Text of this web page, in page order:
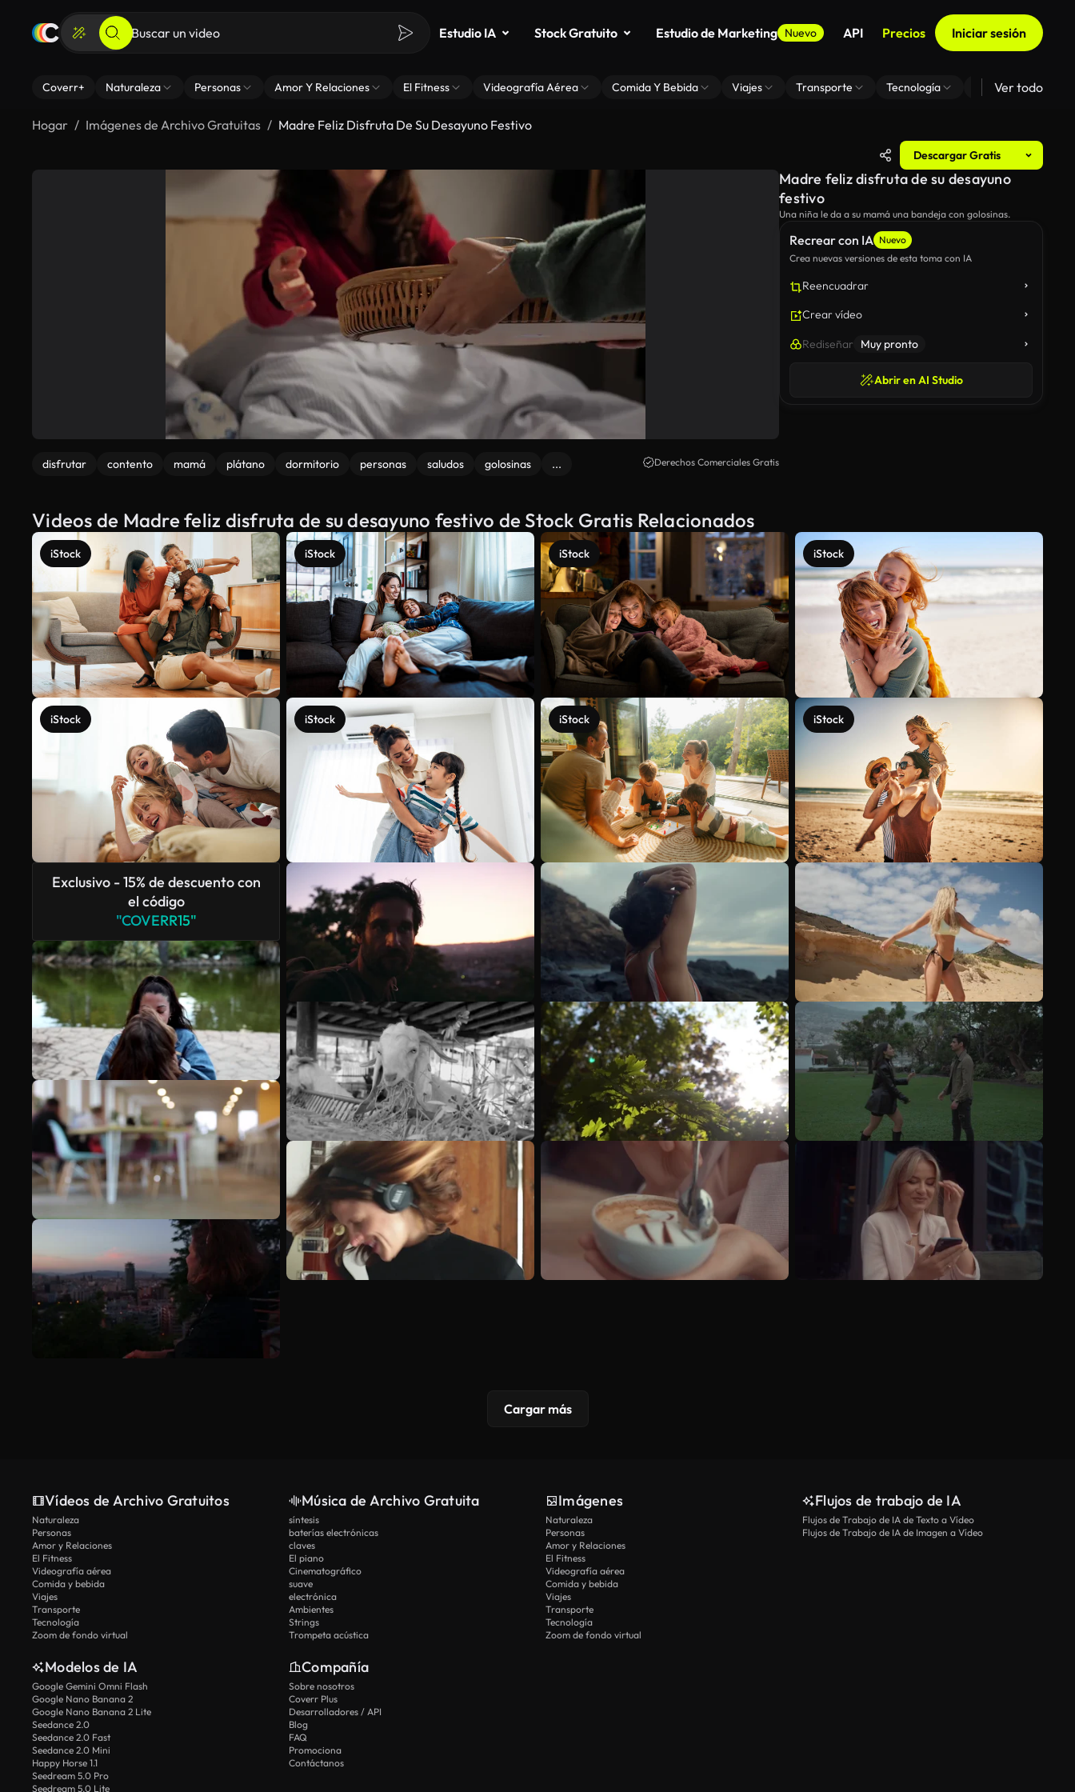
Estudio IA Stock Gratuito Estudio de Marketing Nuevo API Precios Iniciar sesión
Coverr+ Naturaleza Personas Amor Y Relaciones El Fitness Videografía Aérea Comida Y Bebida Viajes Transporte Tecnología Zoom De Fondo
Ver todo
Hogar Imágenes de Archivo Gratuitas Madre Feliz Disfruta De Su Desayuno Festivo
Descargar Gratis
disfrutar contento mamá plátano dormitorio personas saludos golosinas ... Derechos Comerciales Gratis
Recrear con IA Nuevo
Crea nuevas versiones de esta toma con IA
Reencuadrar
Crear vídeo
Rediseñar Muy pronto
Abrir en AI Studio
Madre feliz disfruta de su desayuno
festivo
Una niña le da a su mamá una bandeja con golosinas.
Videos de Madre feliz disfruta de su desayuno festivo de Stock Gratis Relacionados
iStock
iStock
Exclusivo - 15% de descuento con
el código
"COVERR15"
iStock
iStock
iStock
iStock
iStock
iStock
Ver más
Cargar más
Vídeos de Archivo Gratuitos
Naturaleza
Personas
Amor y Relaciones
El Fitness
Videografía aérea
Comida y bebida
Viajes
Transporte
Tecnología
Zoom de fondo virtual
Música de Archivo Gratuita
síntesis
baterías electrónicas
claves
El piano
Cinematográfico
suave
electrónica
Ambientes
Strings
Trompeta acústica
Imágenes
Naturaleza
Personas
Amor y Relaciones
El Fitness
Videografía aérea
Comida y bebida
Viajes
Transporte
Tecnología
Zoom de fondo virtual
Flujos de trabajo de IA
Flujos de Trabajo de IA de Texto a Vídeo
Flujos de Trabajo de IA de Imagen a Vídeo
Modelos de IA
Google Gemini Omni Flash
Google Nano Banana 2
Google Nano Banana 2 Lite
Seedance 2.0
Seedance 2.0 Fast
Seedance 2.0 Mini
Happy Horse 1.1
Seedream 5.0 Pro
Seedream 5.0 Lite
Compañía
Sobre nosotros
Coverr Plus
Desarrolladores / API
Blog
FAQ
Promociona
Contáctanos